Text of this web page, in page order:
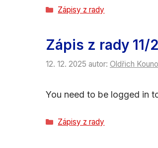
Rubriky
Zápisy z rady
Zápis z rady 11/
12. 12. 2025 autor: Oldřich
You need to be logged in
Rubriky
Zápisy z rady